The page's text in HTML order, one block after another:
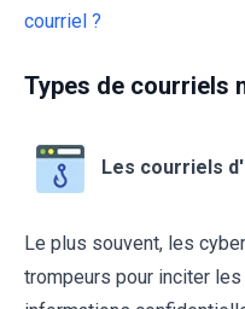
courriel ?
Types de courriels
Les courriels
Le plus souvent, les
trompeurs pour inciter